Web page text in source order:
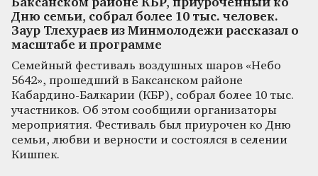
Баксанском районе КБР, приуроченный ко
Дню семьи, собрал более 10 тыс. человек.
Заур Тлехураев из Минмолодежи рассказал о
масштабе и программе
Семейный фестиваль воздушных шаров «Небо
5642», прошедший в Баксанском районе
Кабардино-Балкарии (КБР), собрал более 10 тыс.
участников. Об этом сообщили организаторы
мероприятия. Фестиваль был приурочен ко Дню
семьи, любви и верности и состоялся в селении
Кишпек.